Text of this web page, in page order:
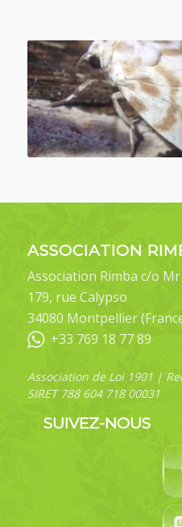
ASSOCIATION
Association Rimba c/o
179, rue Calypso
34080 Montpellier
+33 769 18 77 89
Association de Loi 1901 |
SIRET 788 604 718 00031
SUIVEZ-NOUS